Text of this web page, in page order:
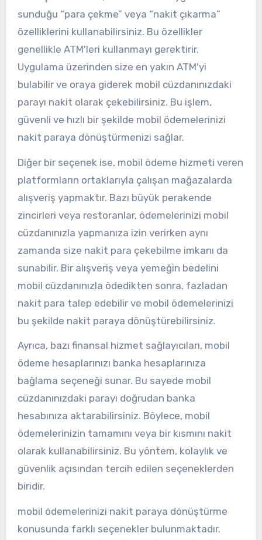
sunduğu “para çekme” veya “nakit çıkarma”
özelliklerini kullanabilirsiniz. Bu özellikler
genellikle ATM'leri kullanmayı gerektirir.
Uygulama üzerinden size en yakın ATM'yi
bulabilir ve oraya giderek mobil cüzdanınızdaki
parayı nakit olarak çekebilirsiniz. Bu işlem,
güvenli ve hızlı bir şekilde mobil ödemelerinizi
nakit paraya dönüştürmenizi sağlar.
Diğer bir seçenek ise, mobil ödeme hizmeti veren
platformların ortaklarıyla çalışan mağazalarda
alışveriş yapmaktır. Bazı büyük perakende
zincirleri veya restoranlar, ödemelerinizi mobil
cüzdanınızla yapmanıza izin verirken aynı
zamanda size nakit para çekebilme imkanı da
sunabilir. Bir alışveriş veya yemeğin bedelini
mobil cüzdanınızla ödedikten sonra, fazladan
nakit para talep edebilir ve mobil ödemelerinizi
bu şekilde nakit paraya dönüştürebilirsiniz.
Ayrıca, bazı finansal hizmet sağlayıcıları, mobil
ödeme hesaplarınızı banka hesaplarınıza
bağlama seçeneği sunar. Bu sayede mobil
cüzdanınızdaki parayı doğrudan banka
hesabınıza aktarabilirsiniz. Böylece, mobil
ödemelerinizin tamamını veya bir kısmını nakit
olarak kullanabilirsiniz. Bu yöntem, kolaylık ve
güvenlik açısından tercih edilen seçeneklerden
biridir.
mobil ödemelerinizi nakit paraya dönüştürme
konusunda farklı seçenekler bulunmaktadır.